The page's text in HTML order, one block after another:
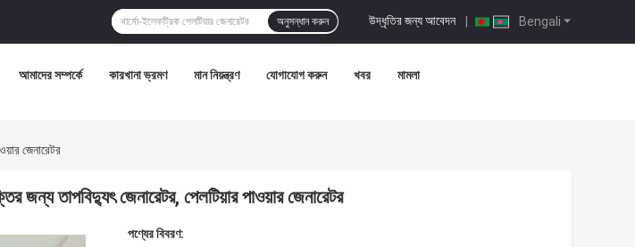
Bengali
উদ্ধৃতির জন্য আবেদন |
অনুসন্ধান করুন
আমাদের সম্পর্কে কারখানা ভ্রমণ মান নিয়ন্ত্রণ যোগাযোগ করুন খবর মামলা
জেনারেটর
জন্য তাপবিদ্যুৎ জেনারেটর, পেলটিয়ার পাওয়ার জেনারেটর
পণ্যের বিবরণ: